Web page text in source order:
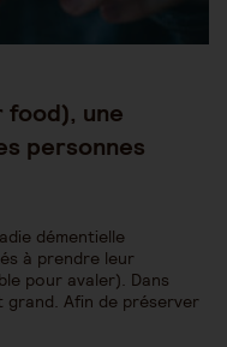
food), une
personnes
démentielle
à prendre leur
pour avaler). Dans
grand. Afin de préserver